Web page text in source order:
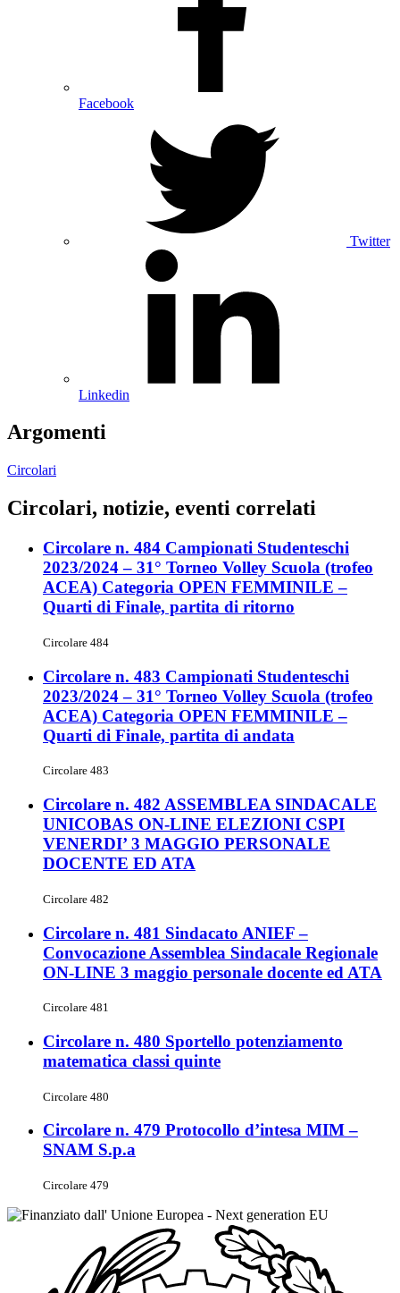
Facebook
Twitter
Linkedin
Argomenti
Circolari
Circolari, notizie, eventi correlati
Circolare n. 484 Campionati Studenteschi
2023/2024 – 31° Torneo Volley Scuola (trofeo
ACEA) Categoria OPEN FEMMINILE –
Quarti di Finale, partita di ritorno
Circolare 484
Circolare n. 483 Campionati Studenteschi
2023/2024 – 31° Torneo Volley Scuola (trofeo
ACEA) Categoria OPEN FEMMINILE –
Quarti di Finale, partita di andata
Circolare 483
Circolare n. 482 ASSEMBLEA SINDACALE
UNICOBAS ON-LINE ELEZIONI CSPI
VENERDI’ 3 MAGGIO PERSONALE
DOCENTE ED ATA
Circolare 482
Circolare n. 481 Sindacato ANIEF –
Convocazione Assemblea Sindacale Regionale
ON-LINE 3 maggio personale docente ed ATA
Circolare 481
Circolare n. 480 Sportello potenziamento
matematica classi quinte
Circolare 480
Circolare n. 479 Protocollo d’intesa MIM –
SNAM S.p.a
Circolare 479